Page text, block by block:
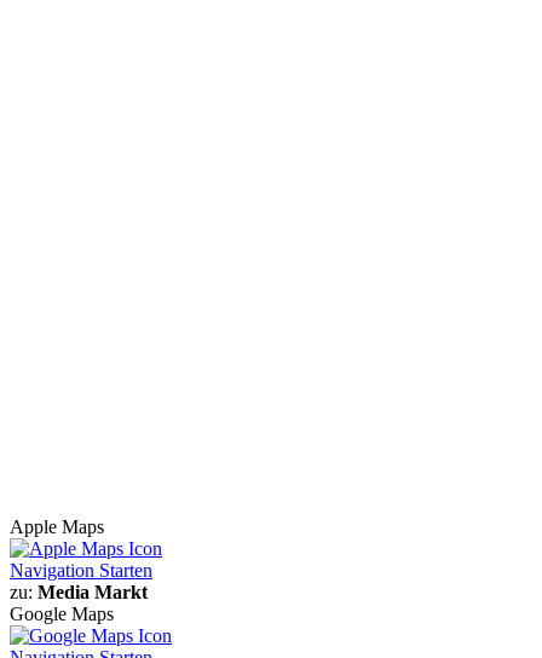
Apple Maps
Navigation Starten
zu: Media Markt
Google Maps